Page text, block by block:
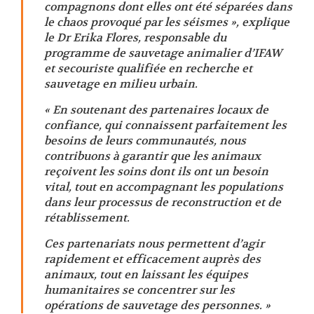
compagnons dont elles ont été séparées dans
le chaos provoqué par les séismes », explique
le Dr Erika Flores, responsable du
programme de sauvetage animalier d’IFAW
et secouriste qualifiée en recherche et
sauvetage en milieu urbain.
« En soutenant des partenaires locaux de
confiance, qui connaissent parfaitement les
besoins de leurs communautés, nous
contribuons à garantir que les animaux
reçoivent les soins dont ils ont un besoin
vital, tout en accompagnant les populations
dans leur processus de reconstruction et de
rétablissement.
Ces partenariats nous permettent d’agir
rapidement et efficacement auprès des
animaux, tout en laissant les équipes
humanitaires se concentrer sur les
opérations de sauvetage des personnes. »